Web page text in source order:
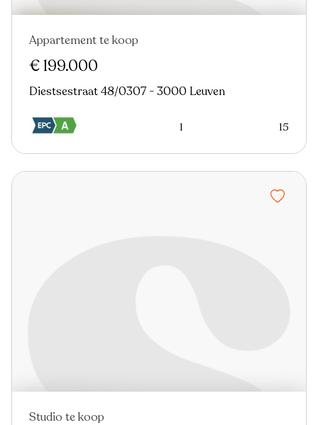
Nieuw
Appartement te koop
€ 199.000
Diestsestraat 48/0307 - 3000 Leuven
1 15
Studio te koop